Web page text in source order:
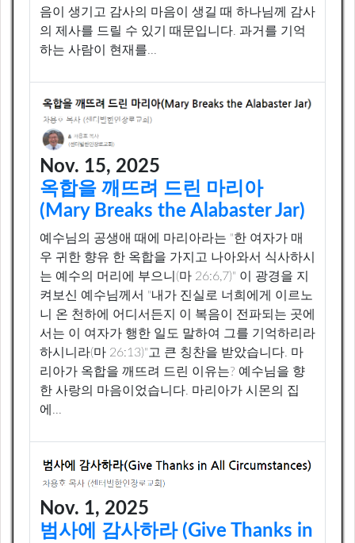
음이 생기고 감사의 마음이 생길 때 하나님께 감사
의 제사를 드릴 수 있기 때문입니다. 과거를 기억
하는 사람이 현재를...
Nov. 15, 2025
옥합을 깨뜨려 드린 마리아
(Mary Breaks the Alabaster Jar)
예수님의 공생애 때에 마리아라는 "한 여자가 매
우 귀한 향유 한 옥합을 가지고 나아와서 식사하시
는 예수의 머리에 부으니(마 26:6,7)" 이 광경을 지
켜보신 예수님께서 "내가 진실로 너희에게 이르노
니 온 천하에 어디서든지 이 복음이 전파되는 곳에
서는 이 여자가 행한 일도 말하여 그를 기억하리라
하시니라(마 26:13)"고 큰 칭찬을 받았습니다. 마
리아가 옥합을 깨뜨려 드린 이유는? 예수님을 향
한 사랑의 마음이었습니다. 마리아가 시몬의 집
에...
Nov. 1, 2025
범사에 감사하라 (Give Thanks in